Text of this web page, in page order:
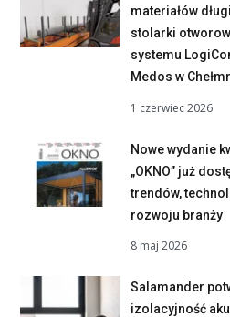
materiałów
stolarki
systemu
Medos w
1 czerwiec 2026
Nowe wydanie
„OKNO” już
trendów,
rozwoju branży
8 maj 2026
Salamander
izolacyjność